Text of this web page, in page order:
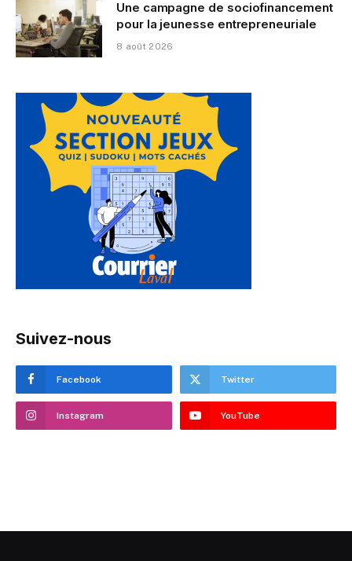
Une campagne de sociofinancement
pour la jeunesse entrepreneuriale
8 août 2026
Suivez-nous
Facebook Twitter
Instagram YouTube